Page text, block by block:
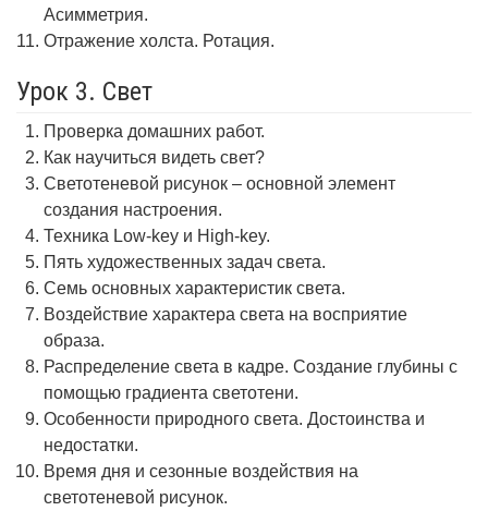
Асимметрия.
Отражение холста. Ротация.
Урок 3. Свет
Проверка домашних работ.
Как научиться видеть свет?
Светотеневой рисунок – основной элемент
создания настроения.
Техника Low-key и High-key.
Пять художественных задач света.
Семь основных характеристик света.
Воздействие характера света на восприятие
образа.
Распределение света в кадре. Создание глубины с
помощью градиента светотени.
Особенности природного света. Достоинства и
недостатки.
Время дня и сезонные воздействия на
светотеневой рисунок.